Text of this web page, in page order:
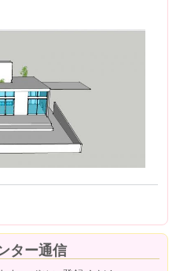
ター通信